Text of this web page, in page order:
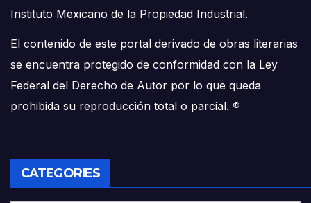
Instituto Mexicano de la Propiedad Industrial.
El contenido de este portal derivado de obras literarias
se encuentra protegido de conformidad con la Ley
Federal del Derecho de Autor por lo que queda
prohibida su reproducción total o parcial. ®
CATEGORIES